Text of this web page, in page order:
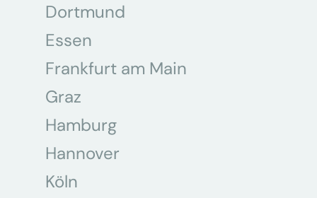
Dortmund
Essen
Frankfurt am Main
Graz
Hamburg
Hannover
Köln